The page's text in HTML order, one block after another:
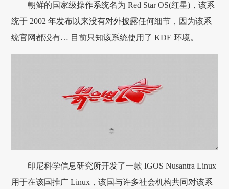
朝鲜的国家级操作系统名为 Red Star OS(红星)，该系
统于 2002 年发布以来没有对外披露任何细节，因为该系
统官网都没有… 目前只知该系统使用了 KDE 环境。
印尼科学信息研究所开发了一款 IGOS Nusantra Linux
用于在该国推广 Linux，该国与许多社会机构共同对该系